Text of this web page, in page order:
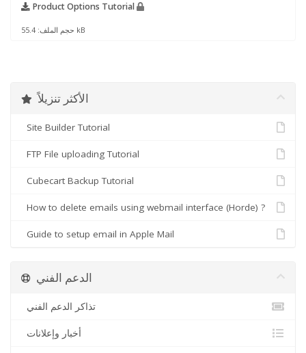
Product Options Tutorial
حجم الملف: 55.4 kB
الأكثر تنزيلاً
Site Builder Tutorial
FTP File uploading Tutorial
Cubecart Backup Tutorial
How to delete emails using webmail interface (Horde) ?
Guide to setup email in Apple Mail
الدعم الفني
تذاكر الدعم الفني
أخبار وإعلانات